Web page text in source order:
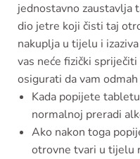
jednostavno zaustavlja
dio jetre koji čisti taj
nakuplja u tijelu i
vas neće fizički
osigurati da vam
Kada popijete
normalnoj preradi
Ako nakon toga
otrovne tvari u tijelu